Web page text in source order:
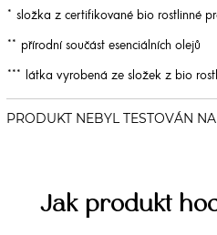
* složka z certifikované bio rostlinné
** přírodní součást esenciálních olejů
*** látka vyrobená ze složek z bio
Jak produkt